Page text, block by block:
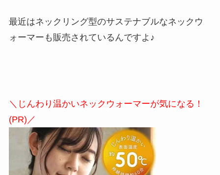
最近はネックリング型のサステナブルなネックウ
ォーマーも販売されているんですよ♪
＼じんわり温かいネックウォーマーが気になる！
(PR)／